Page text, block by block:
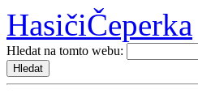
HasičiČeperka
Hledat na tomto webu: